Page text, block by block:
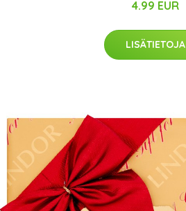
4.99 EUR
LISÄTIETOJA